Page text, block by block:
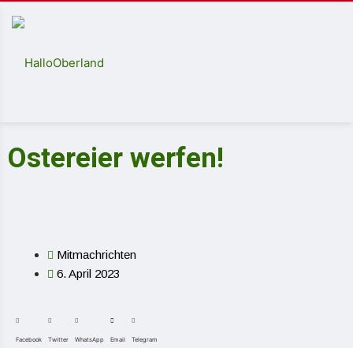
Ostereier werfen!
Mitmachrichten
6. April 2023
Facebook Twitter WhatsApp Email Telegram